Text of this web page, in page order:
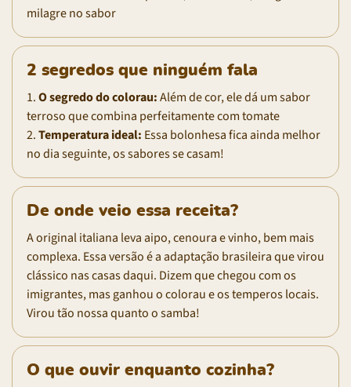
milagre no sabor
2 segredos que ninguém fala
1.O segredo do colorau:Além de cor, ele dá um sabor
terroso que combina perfeitamente com tomate
2.Temperatura ideal: Essa bolonhesa fica ainda melhor
no dia seguinte, os sabores se casam!
De onde veio essa receita?
A original italiana leva aipo, cenoura e vinho, bem mais
complexa. Essa versão é a adaptação brasileira que virou
clássico nas casas daqui. Dizem que chegou com os
imigrantes, mas ganhou o colorau e os temperos locais.
Virou tão nossa quanto o samba!
O que ouvir enquanto cozinha?